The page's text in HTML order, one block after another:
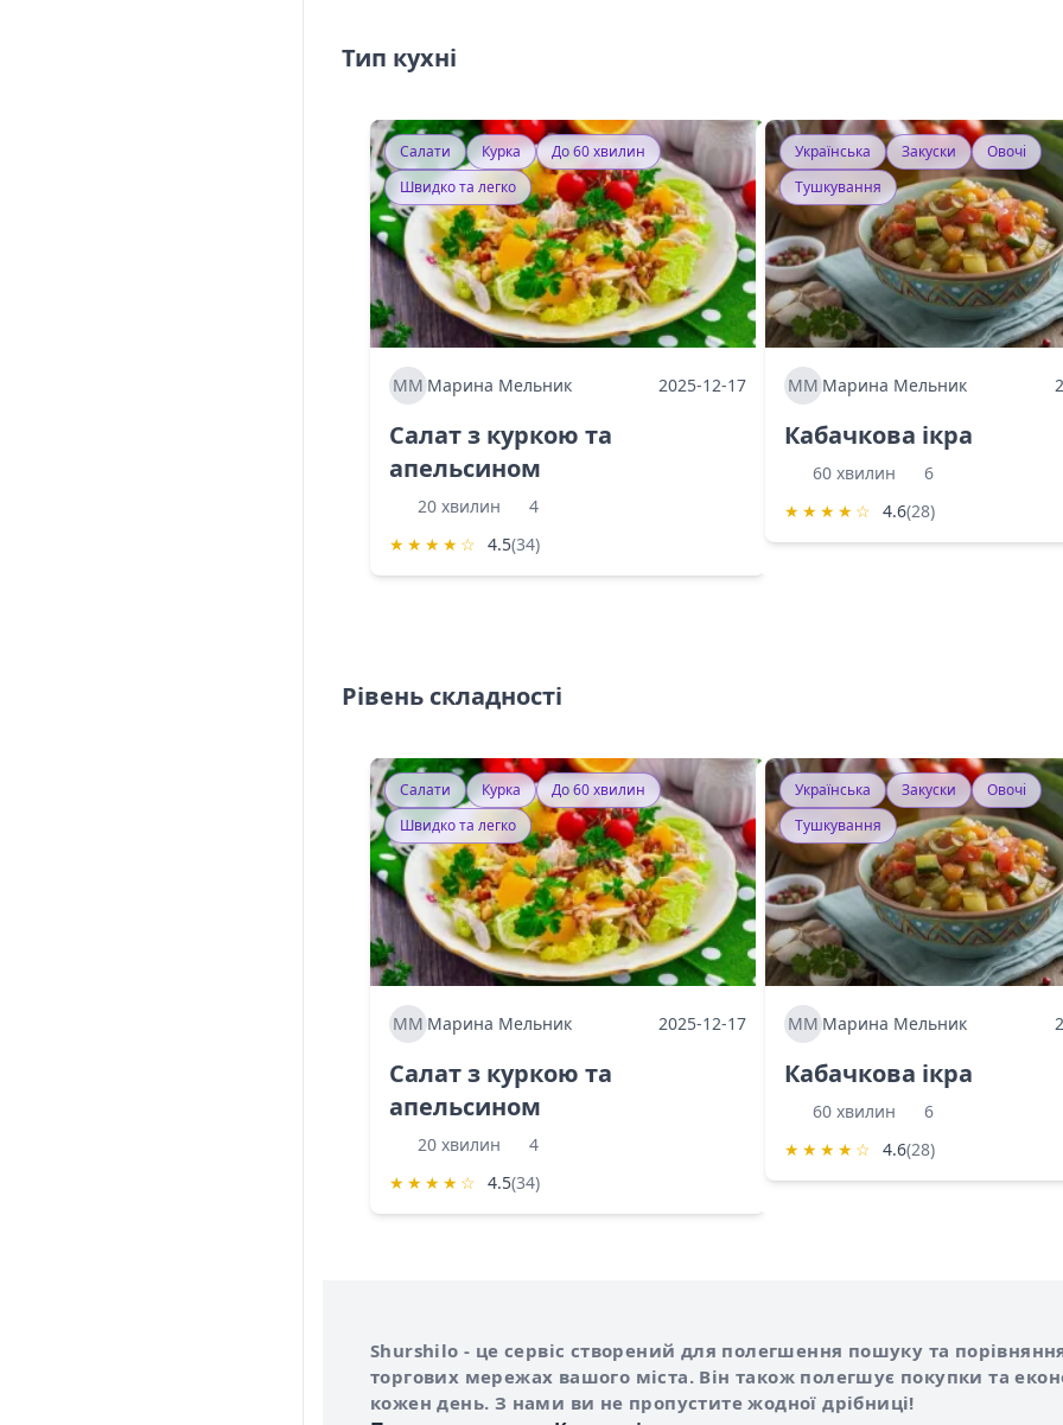
Тип кухні
Салати Курка
До 60 хвилин
Швидко та легко
ММ Марина Мельник 2025-12-17
Салат з куркою та
апельсином
20 хвилин
4
★ ★ ★ ★ ☆ 4.5(34)
Українська Закуски
Овочі
Тушкування
ММ Марина Мельник
Кабачкова ікра
60 хвилин
6
★ ★ ★ ★ ☆ 4.6(28)
Рівень складності
Салати Курка
До 60 хвилин
Швидко та легко
ММ Марина Мельник 2025-12-17
Салат з куркою та
апельсином
20 хвилин
4
★ ★ ★ ★ ☆ 4.5(34)
Українська Закуски
Овочі
Тушкування
ММ Марина Мельник
Кабачкова ікра
60 хвилин
6
★ ★ ★ ★ ☆ 4.6(28)
Про сервіс Shurshilo
Shurshilo - це сервіс створений для полегшення пошуку та
торгових мережах вашого міста. Він також полегшує покупки та
кожен день. З нами ви не пропустите жодної дрібниці!